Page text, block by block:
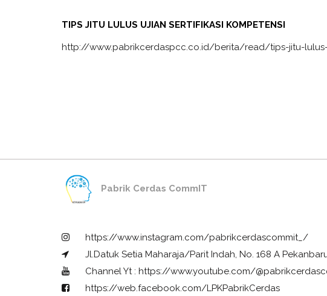
TIPS JITU LULUS UJIAN SERTIFIKASI KOMPETENSI
http://www.pabrikcerdaspcc.co.id/berita/read/tips-jitu-lulus-
Pabrik Cerdas CommIT
https://www.instagram.com/pabrikcerdascommit_/
Jl.Datuk Setia Maharaja/Parit Indah, No. 168 A
Channel Yt : https://www.youtube.com/
https://web.facebook.com/LPKPabrikCerdas